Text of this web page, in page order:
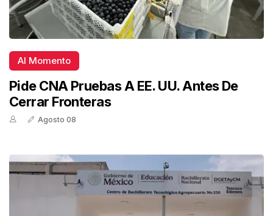
Al Momento
Pide CNA Pruebas A EE. UU. Antes De
Cerrar Fronteras
Agosto 08